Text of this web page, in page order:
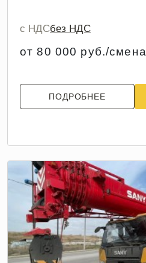
с НДСбез НДС
от 80 000 руб./смена
ПОДРОБНЕЕ